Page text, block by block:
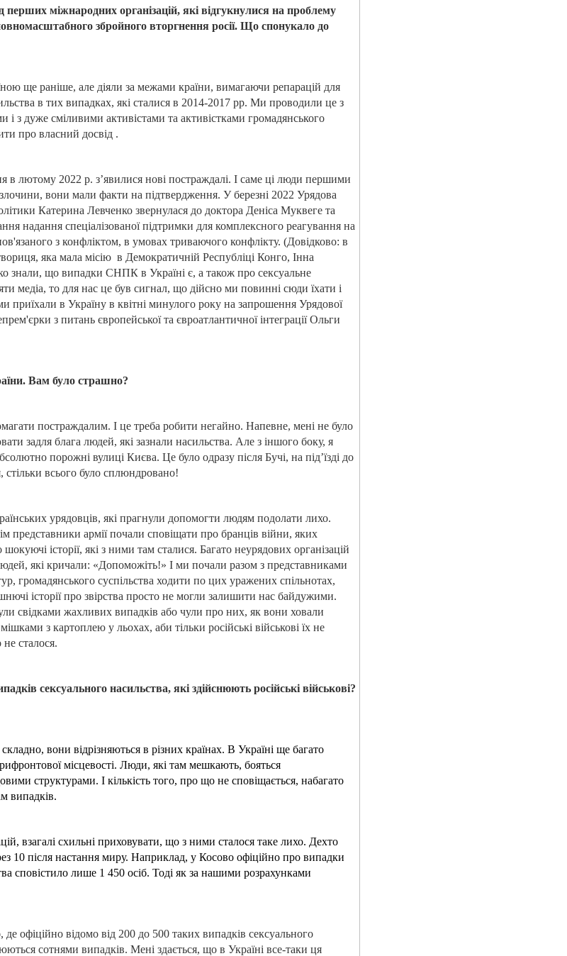
міжнародних організацій, які відгукнулися на проблему
збройного вторгнення росії. Що спонукало до
ще раніше, але діяли за межами країни, вимагаючи репарацій для
в тих випадках, які сталися в 2014-2017 рр. Ми проводили це з
і з дуже сміливими активістами та активістками громадянського
про власний досвід .
в лютому 2022 р. з’явилися нові постраждалі. І саме ці люди першими
вони мали факти на підтвердження. У березні 2022 Урядова
Катерина Левченко звернулася до доктора Деніса Муквеге та
надання спеціалізованої підтримки для комплексного реагування на
з конфліктом, в умовах триваючого конфлікту. (Довідково: в
яка мала місію в Демократичній Республіці Конго, Інна
знали, що випадки СНПК в Україні є, а також про сексуальне
медіа, то для нас це був сигнал, що дійсно ми повинні сюди їхати і
приїхали в Україну в квітні минулого року на запрошення Урядової
з питань європейської та євроатлантичної інтеграції Ольги
Вам було страшно?
постраждалим. І це треба робити негайно. Напевне, мені не було
задля блага людей, які зазнали насильства. Але з іншого боку, я
порожні вулиці Києва. Це було одразу після Бучі, на під’їзді до
стільки всього було сплюндровано!
урядовців, які прагнули допомогти людям подолати лихо.
армії почали сповіщати про бранців війни, яких
історії, які з ними там сталися. Багато неурядових організацій
які кричали: «Допоможіть!» І ми почали разом з представниками
громадянського суспільства ходити по цих уражених спільнотах,
історії про звірства просто не могли залишити нас байдужими.
свідками жахливих випадків або чули про них, як вони ховали
з картоплею у льохах, аби тільки російські військові їх не
сталося.
сексуального насильства, які здійснюють російські військові?
вони відрізняються в різних країнах. В Україні ще багато
місцевості. Люди, які там мешкають, бояться
структурами. І кількість того, про що не сповіщається, набагато
випадків.
взагалі схильні приховувати, що з ними сталося таке лихо. Дехто
10 після настання миру. Наприклад, у Косово офіційно про випадки
сповістило лише 1 450 осіб. Тоді як за нашими розрахунками
офіційно відомо від 200 до 500 таких випадків сексуального
сотнями випадків. Мені здається, що в Україні все-таки ця